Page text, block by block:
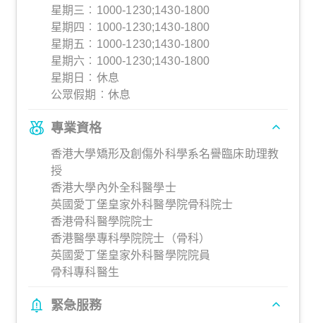
星期三︰1000-1230;1430-1800
星期四︰1000-1230;1430-1800
星期五︰1000-1230;1430-1800
星期六︰1000-1230;1430-1800
星期日︰休息
公眾假期︰休息
專業資格
香港大學矯形及創傷外科學系名譽臨床助理教
授
香港大學內外全科醫學士
英國愛丁堡皇家外科醫學院骨科院士
香港骨科醫學院院士
香港醫學專科學院院士（骨科）
英國愛丁堡皇家外科醫學院院員
骨科專科醫生
緊急服務